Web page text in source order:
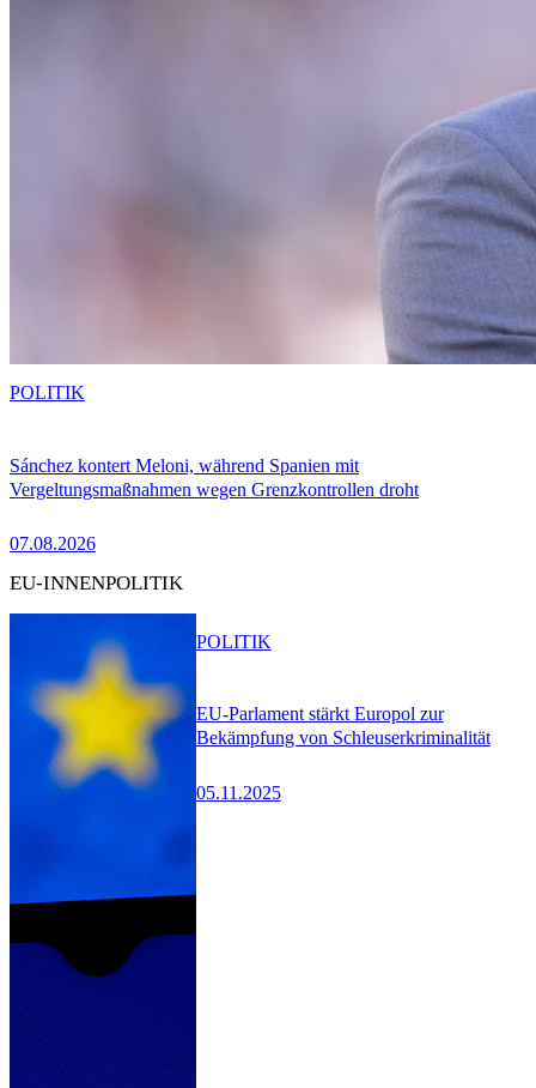
Sánchez kontert Meloni, während Spanien mit
Vergeltungsmaßnahmen wegen Grenzkontrollen droht
07.08.2026
POLITIK
EU-INNENPOLITIK
EU-Parlament stärkt Europol zur
Bekämpfung von Schleuserkriminalität
05.11.2025
POLITIK